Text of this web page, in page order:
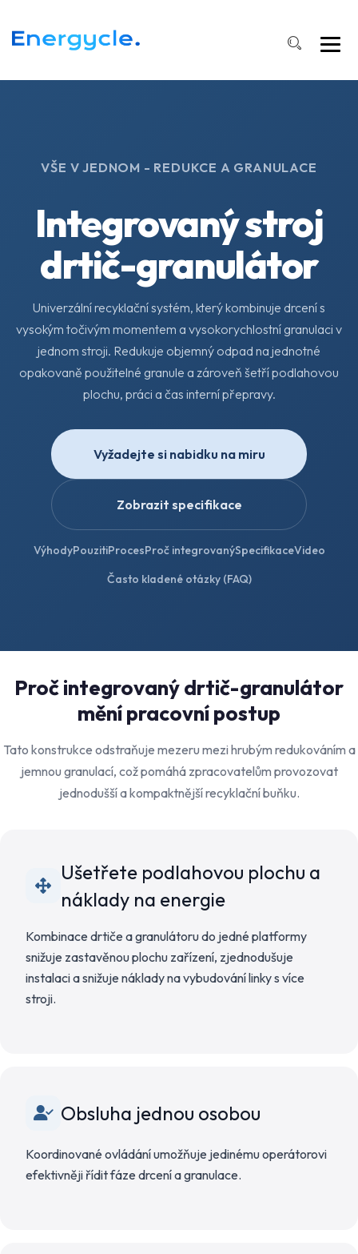
VŠE V JEDNOM - REDUKCE A GRANULACE
Integrovaný stroj
drtič-granulátor
Univerzální recyklační systém, který kombinuje drcení s
vysokým točivým momentem a vysokorychlostní granulaci v
jednom stroji. Redukuje objemný odpad na jednotné
opakovaně použitelné granule a zároveň šetří podlahovou
plochu, práci a čas interní přepravy.
Vyžadejte si nabidku na miru
Zobrazit specifikace
VýhodyPouzitiProcesProč integrovanýSpecifikaceVideo
Často kladené otázky (FAQ)
Proč integrovaný drtič-granulátor
mění pracovní postup
Tato konstrukce odstraňuje mezeru mezi hrubým redukováním a
jemnou granulací, což pomáhá zpracovatelům provozovat
jednodušší a kompaktnější recyklační buňku.
Ušetřete podlahovou plochu a
náklady na energie
Kombinace drtiče a granulátoru do jedné platformy
snižuje zastavěnou plochu zařízení, zjednodušuje
instalaci a snižuje náklady na vybudování linky s více
stroji.
Obsluha jednou osobou
Koordinované ovládání umožňuje jedinému operátorovi
efektivněji řídit fáze drcení a granulace.